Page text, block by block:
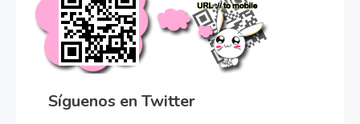
Síguenos en Twitter